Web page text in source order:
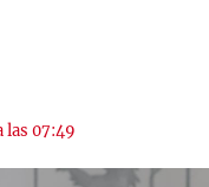
las 07:49